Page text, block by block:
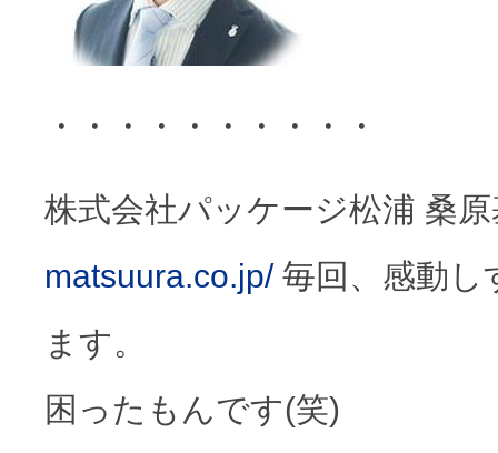
・・・・・・・・・・
株式会社パッケージ松浦 桑
matsuura.co.jp/毎回、感動し
ます。
困ったもんです(笑)